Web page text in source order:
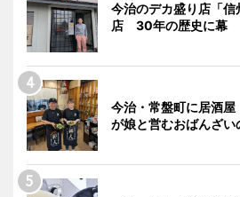
今治のデカ盛り店「
店 30年の歴史に幕
今治・常盤町に居酒
が娘と営むおばんざい